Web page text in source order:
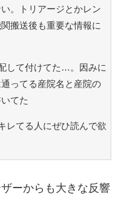
。トリアージとかレン
搬送後も重要な情報に
して付けてた…。因みに
ってる産院名と産院の
てた
レてる人にぜひ読んで欲
ーからも大きな反響